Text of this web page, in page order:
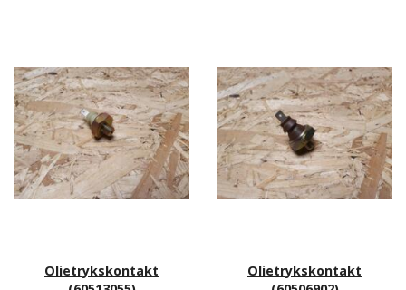
Olietrykskontakt
Olietrykskontakt